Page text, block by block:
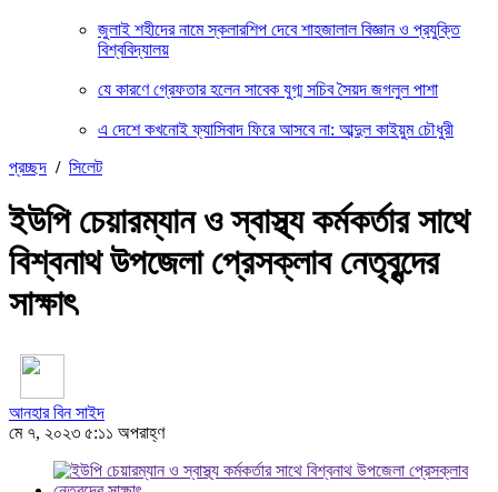
জুলাই শহীদের নামে স্কলারশিপ দেবে শাহজালাল বিজ্ঞান ও প্রযুক্তি
বিশ্ববিদ্যালয়
যে কারণে গ্রেফতার হলেন সাবেক যুগ্ম সচিব সৈয়দ জগলুল পাশা
এ দেশে কখনোই ফ্যাসিবাদ ফিরে আসবে না: আব্দুল কাইয়ুম চৌধুরী
প্রচ্ছদ / সিলেট
ইউপি চেয়ারম্যান ও স্বাস্থ্য কর্মকর্তার সাথে
বিশ্বনাথ উপজেলা প্রেসক্লাব নেতৃবৃন্দের
সাক্ষাৎ
আনহার বিন সাইদ
মে ৭, ২০২৩ ৫:১১ অপরাহ্ণ